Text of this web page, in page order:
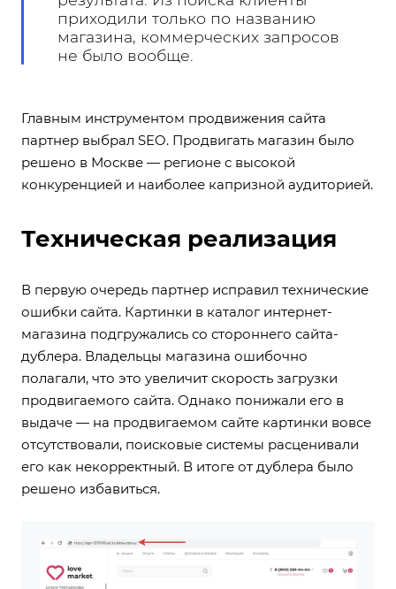
приходили только по названию
магазина, коммерческих запросов
не было вообще.
Главным инструментом продвижения сайта
партнер выбрал SEO. Продвигать магазин было
решено в Москве — регионе с высокой
конкуренцией и наиболее капризной аудиторией.
Техническая реализация
В первую очередь партнер исправил технические
ошибки сайта. Картинки в каталог интернет-
магазина подгружались со стороннего сайта-
дублера. Владельцы магазина ошибочно
полагали, что это увеличит скорость загрузки
продвигаемого сайта. Однако понижали его в
выдаче — на продвигаемом сайте картинки вовсе
отсутствовали, поисковые системы расценивали
его как некорректный. В итоге от дублера было
решено избавиться.